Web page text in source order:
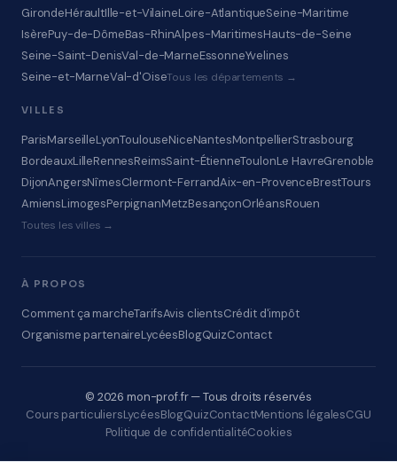
GirondeHéraultIlle-et-VilaineLoire-AtlantiqueSeine-Maritime
IsèrePuy-de-DômeBas-RhinAlpes-MaritimesHauts-de-Seine
Seine-Saint-DenisVal-de-MarneEssonneYvelines
Seine-et-MarneVal-d'OiseTous les départements →
VILLES
ParisMarseilleLyonToulouseNiceNantesMontpellierStrasbourg
BordeauxLilleRennesReimsSaint-ÉtienneToulonLe HavreGrenoble
DijonAngersNîmesClermont-FerrandAix-en-ProvenceBrestTours
AmiensLimogesPerpignanMetzBesançonOrléansRouen
Toutes les villes →
À PROPOS
Comment ça marcheTarifsAvis clientsCrédit d'impôt
Organisme partenaireLycéesBlogQuizContact
© 2026 mon-prof.fr — Tous droits réservés
Cours particuliersLycéesBlogQuizContactMentions légalesCGU
Politique de confidentialitéCookies